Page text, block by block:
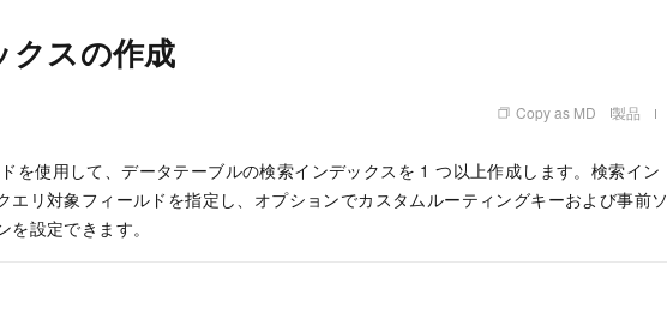
クスの作成
Copy as MD 製品
を使用して、データテーブルの検索インデックスを 1 つ以上作成します。検索イン
エリ対象フィールドを指定し、オプションでカスタムルーティングキーおよび事前ソ
設定できます。